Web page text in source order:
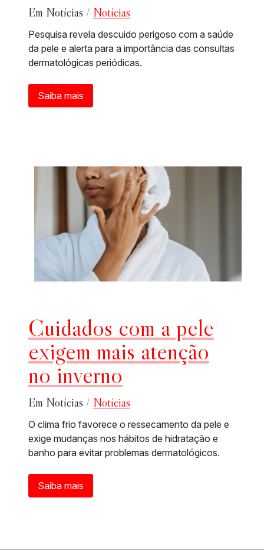
Em Notícias / Notícias
Pesquisa revela descuido perigoso com a saúde
da pele e alerta para a importância das consultas
dermatológicas periódicas.
Saiba mais
Cuidados com a pele
exigem mais atenção
no inverno
Em Notícias / Notícias
O clima frio favorece o ressecamento da pele e
exige mudanças nos hábitos de hidratação e
banho para evitar problemas dermatológicos.
Saiba mais